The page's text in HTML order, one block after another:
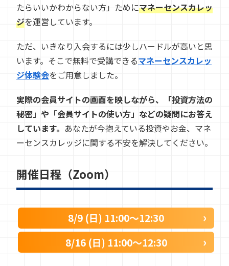
たらいいかわからない方」ためにマネーセンスカレッ
ジを運営しています。
ただ、いきなり入会するには少しハードルが高いと思
います。そこで無料で受講できるマネーセンスカレッ
ジ体験会をご用意しました。
実際の会員サイトの画面を映しながら、「投資方法の
秘密」や「会員サイトの使い方」などの疑問にお答え
しています。 あなたが今抱えている投資やお金、マネ
ーセンスカレッジに関する不安を解決してください。
開催日程（Zoom）
8/9 (日) 11:00〜12:30
8/16 (日) 11:00〜12:30